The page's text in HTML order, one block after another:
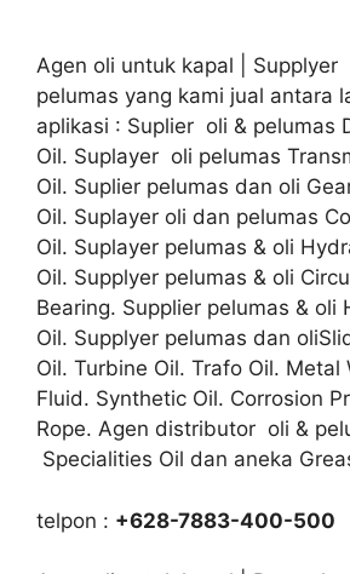
Agen oli untuk kapal | Supplyer
pelumas yang kami jual antara
aplikasi : Suplier oli & pelumas
Oil. Suplayer oli pelumas
Oil. Suplier pelumas dan oli
Oil. Suplayer oli dan pelumas
Oil. Suplayer pelumas & oli
Oil. Supplyer pelumas & oli
Bearing. Supplier pelumas & oli
Oil. Supplyer pelumas dan
Oil. Turbine Oil. Trafo Oil. Metal
Fluid. Synthetic Oil. Corrosion
Rope. Agen distributor oli &
Specialities Oil dan aneka
telpon : +628-7883-400-500